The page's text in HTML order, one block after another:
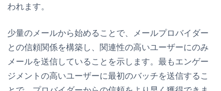
われます。
少量のメールから始めることで、メールプロバイダー
との信頼関係を構築し、関連性の高いユーザーにのみ
メールを送信していることを示します。最もエンゲー
ジメントの高いユーザーに最初のバッチを送信するこ